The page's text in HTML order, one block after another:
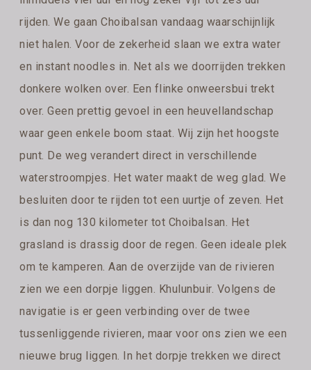
rijden. We gaan Choibalsan vandaag waarschijnlijk
niet halen. Voor de zekerheid slaan we extra water
en instant noodles in. Net als we doorrijden trekken
donkere wolken over. Een flinke onweersbui trekt
over. Geen prettig gevoel in een heuvellandschap
waar geen enkele boom staat. Wij zijn het hoogste
punt. De weg verandert direct in verschillende
waterstroompjes. Het water maakt de weg glad. We
besluiten door te rijden tot een uurtje of zeven. Het
is dan nog 130 kilometer tot Choibalsan. Het
grasland is drassig door de regen. Geen ideale plek
om te kamperen. Aan de overzijde van de rivieren
zien we een dorpje liggen. Khulunbuir. Volgens de
navigatie is er geen verbinding over de twee
tussenliggende rivieren, maar voor ons zien we een
nieuwe brug liggen. In het dorpje trekken we direct